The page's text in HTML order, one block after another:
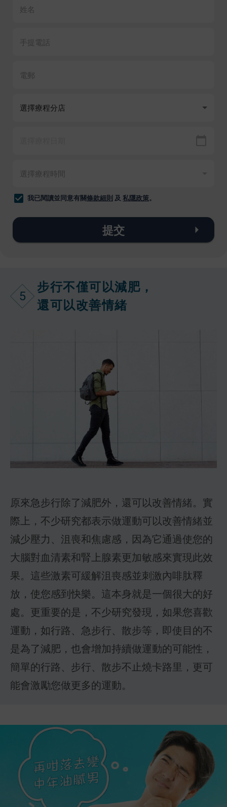
我已閱讀並同意有關條款細則 及 私隱政策。
提交
5
步行不僅可以減肥，
還可以改善情緒
原來急步行除了減肥外，還可以改善情緒。實
際上，不少研究都表示做運動可以改善情緒並
減少壓力、沮喪和焦慮感，因為它通過使您的
大腦對血清素和腎上腺素更加敏感來實現此效
果。這些激素可緩解沮喪感並刺激內啡肽釋
放，使您感到快樂。這本身就是一個很大的好
處。更重要的是，不少研究發現，如果您喜歡
運動，如行路、急步行、散步等，即使目的不
是為了減肥，也會增加持續做運動的可能性，
簡單的行路、步行、散步不止燒卡路里，更可
能會激勵您做更多的運動。